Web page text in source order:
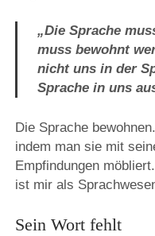
„Die Sprache
muss bewohnt
nicht uns in der
Sprache in uns
Die Sprache
indem man sie mit
Empfindungen
ist mir als
Sein Wort fehlt